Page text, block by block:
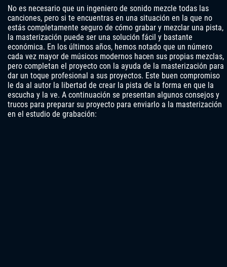
No es necesario que un ingeniero de sonido mezcle todas las
canciones, pero si te encuentras en una situación en la que no
estás completamente seguro de cómo grabar y mezclar una pista,
la masterización puede ser una solución fácil y bastante
económica. En los últimos años, hemos notado que un número
cada vez mayor de músicos modernos hacen sus propias mezclas,
pero completan el proyecto con la ayuda de la masterización para
dar un toque profesional a sus proyectos. Este buen compromiso
le da al autor la libertad de crear la pista de la forma en que la
escucha y la ve. A continuación se presentan algunos consejos y
trucos para preparar su proyecto para enviarlo a la masterización
en el estudio de grabación: